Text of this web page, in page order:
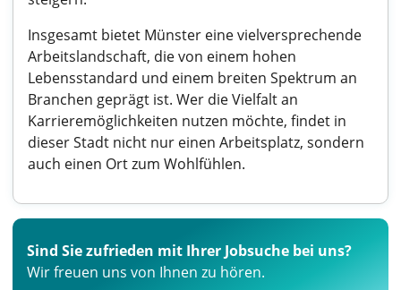
Insgesamt bietet Münster eine vielversprechende
Arbeitslandschaft, die von einem hohen
Lebensstandard und einem breiten Spektrum an
Branchen geprägt ist. Wer die Vielfalt an
Karrieremöglichkeiten nutzen möchte, findet in
dieser Stadt nicht nur einen Arbeitsplatz, sondern
auch einen Ort zum Wohlfühlen.
Sind Sie zufrieden mit Ihrer Jobsuche bei uns?
Wir freuen uns von Ihnen zu hören.